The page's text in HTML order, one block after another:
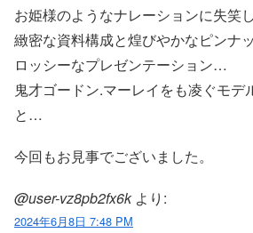
お姫様のようなナレーションに失笑
緻密な資料構成と煌びやかなピンナ
ロッシーなプレゼンテーション…
鬼才ゴードン.マーレイをも凌ぐモデ
と…
今回もお見事でございました。
@user-vz8pb2fx6k より:
2024年6月8日 7:48 PM